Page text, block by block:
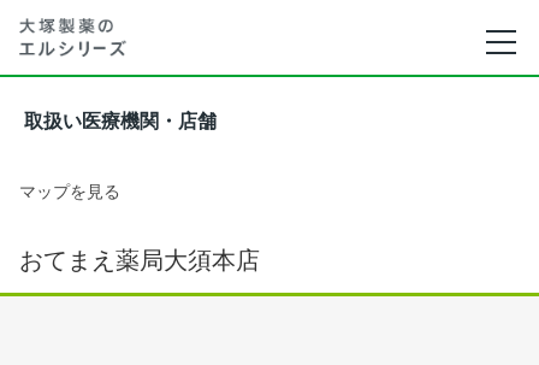
取扱い医療機関・店舗
マップを見る
おてまえ薬局大須本店